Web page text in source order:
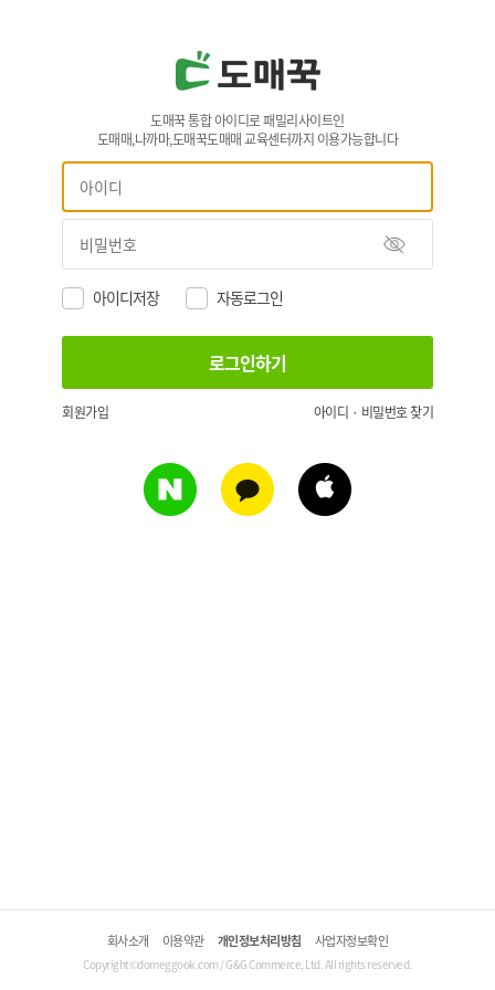
도매꾹 통합 아이디로 패밀리사이트인
도매매,나까마,도매꾹도매매 교육센터까지 이용가능합니다
아이디저장 자동로그인
회원가입 아이디 · 비밀번호 찾기
회사소개 이용약관 개인정보처리방침 사업자정보확인
Copyright©domeggook.com / G&G Commerce, Ltd. All rights reserved.